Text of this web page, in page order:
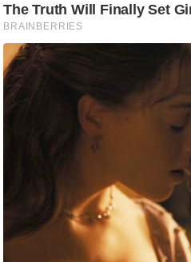
मी
क्षा
ध
र्म
हि